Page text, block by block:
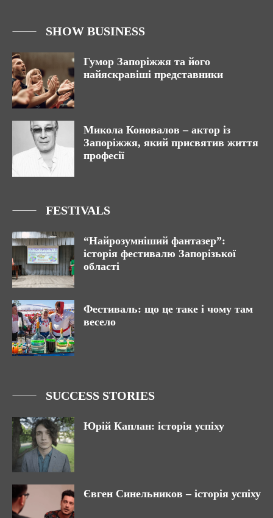
SHOW BUSINESS
Гумор Запоріжжя та його
найяскравіші представники
Микола Коновалов – актор із
Запоріжжя, який присвятив життя
професії
FESTIVALS
“Найрозумніший фантазер”:
історія фестивалю Запорізької
області
Фестиваль: що це таке і чому там
весело
SUCCESS STORIES
Юрій Каплан: історія успіху
Євген Синельников – історія успіху